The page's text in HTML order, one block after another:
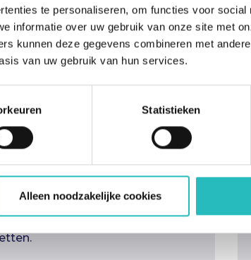
te personaliseren, om functies voor social
informatie over uw gebruik van onze site met
kunnen deze gegevens combineren met
van uw gebruik van hun services.
Statistieken
Alleen noodzakelijke cookies
Inzicht en grip op
bij
Shipyards
lopende als toekomstige
worden projectmanagers
staat gesteld om prioriteiten te